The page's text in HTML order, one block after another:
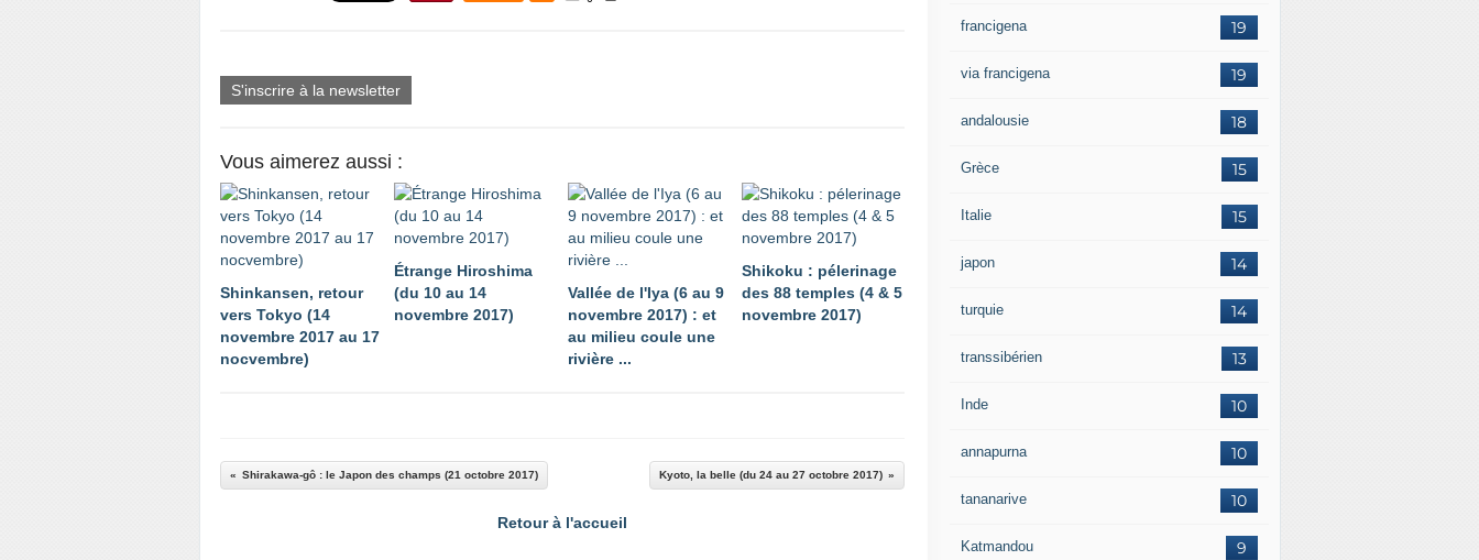
S'inscrire à la newsletter
Vous aimerez aussi :
Shinkansen, retour
vers Tokyo (14
novembre 2017 au 17
nocvembre)
Étrange Hiroshima
(du 10 au 14
novembre 2017)
Vallée de l'Iya (6 au 9
novembre 2017) : et
au milieu coule une
rivière ...
Shikoku : pélerinage
des 88 temples (4 & 5
novembre 2017)
Shirakawa-gô : le Japon des champs (21 octobre 2017) Kyoto, la belle (du 24 au 27 octobre 2017)
Retour à l'accueil
19
francigena
19
via francigena
18
andalousie
15
Grèce
15
Italie
14
japon
14
turquie
13
transsibérien
10
Inde
10
annapurna
10
tananarive
9
Katmandou